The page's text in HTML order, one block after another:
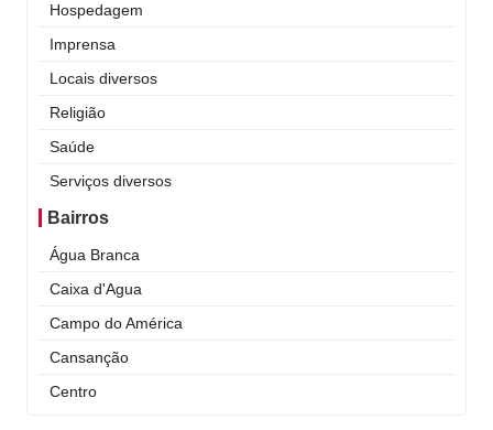
Hospedagem
Imprensa
Locais diversos
Religião
Saúde
Serviços diversos
Bairros
Água Branca
Caixa d'Agua
Campo do América
Cansanção
Centro